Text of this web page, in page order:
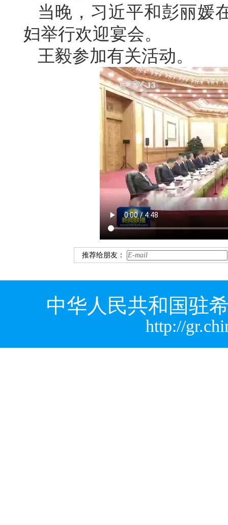
当晚，习近平和彭丽媛
妇举行欢迎宴会。
王毅参加有关活动。
推荐给朋友：
中华人民共和国驻
http://